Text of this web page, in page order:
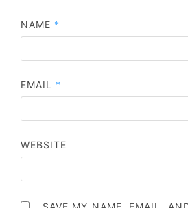
NAME *
EMAIL *
WEBSITE